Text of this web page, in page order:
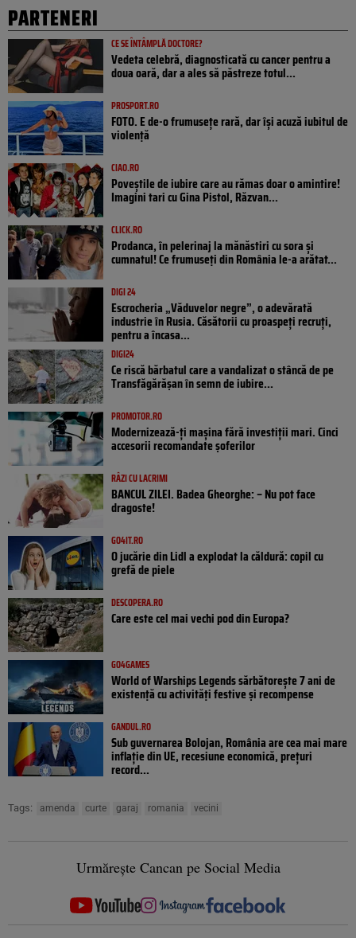
PARTENERI
CE SE ÎNTÂMPLĂ DOCTORE?
Vedeta celebră, diagnosticată cu cancer pentru a
doua oară, dar a ales să păstreze totul...
PROSPORT.RO
FOTO. E de-o frumusețe rară, dar își acuză iubitul de
violență
CIAO.RO
Poveştile de iubire care au rămas doar o amintire!
Imagini tari cu Gina Pistol, Răzvan...
CLICK.RO
Prodanca, în pelerinaj la mănăstiri cu sora și
cumnatul! Ce frumuseți din România le-a arătat...
DIGI 24
Escrocheria „Văduvelor negre”, o adevărată
industrie în Rusia. Căsătorii cu proaspeți recruți,
pentru a încasa...
DIGI24
Ce riscă bărbatul care a vandalizat o stâncă de pe
Transfăgărășan în semn de iubire...
PROMOTOR.RO
Modernizează-ți mașina fără investiții mari. Cinci
accesorii recomandate șoferilor
RÂZI CU LACRIMI
BANCUL ZILEI. Badea Gheorghe: – Nu pot face
dragoste!
GO4IT.RO
O jucărie din Lidl a explodat la căldură: copil cu
grefă de piele
DESCOPERA.RO
Care este cel mai vechi pod din Europa?
GO4GAMES
World of Warships Legends sărbătorește 7 ani de
existență cu activități festive și recompense
GANDUL.RO
Sub guvernarea Bolojan, România are cea mai mare
inflație din UE, recesiune economică, prețuri
record...
Tags: amenda curte garaj romania vecini
Urmărește Cancan pe Social Media